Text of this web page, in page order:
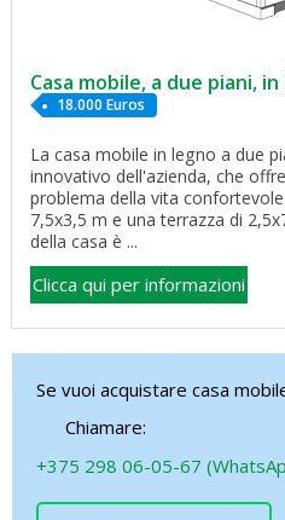
Casa mobile, a due piani,
18.000 Euros
La casa mobile in legno a due
innovativo dell'azienda, che
problema della vita
7,5x3,5 m e una terrazza di
della casa è ...
Clicca qui per informazioni
Se vuoi acquistare casa
Chiamare:
+375 298 06-05-67